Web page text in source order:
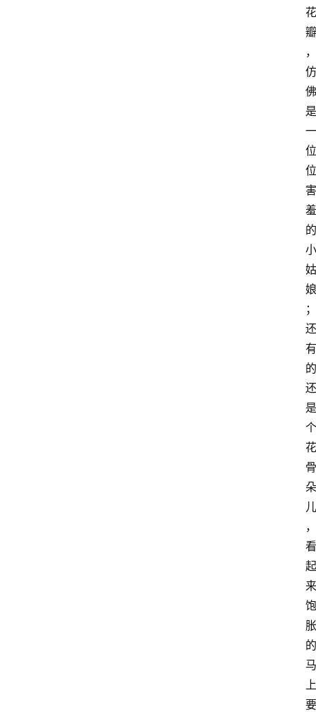
花
瓣
，
仿
佛
是
一
位
位
害
羞
的
小
姑
娘
；
还
有
的
还
是
个
花
骨
朵
儿
，
看
起
来
饱
胀
的
马
上
要